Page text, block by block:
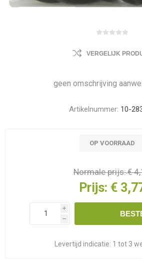
VERGELIJK
geen omschrijving
Artikelnummer: 10-
OP VOORRAAD
Normale prijs:€
Prijs: €
i
h
Levertijd indicatie: 1 tot 3